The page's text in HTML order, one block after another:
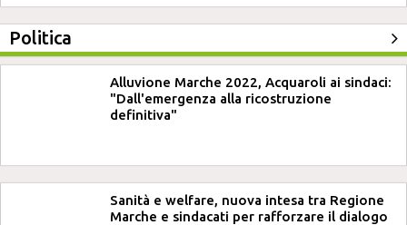
Politica
Alluvione Marche 2022, Acquaroli ai sindaci:
"Dall'emergenza alla ricostruzione
definitiva"
Sanità e welfare, nuova intesa tra Regione
Marche e sindacati per rafforzare il dialogo